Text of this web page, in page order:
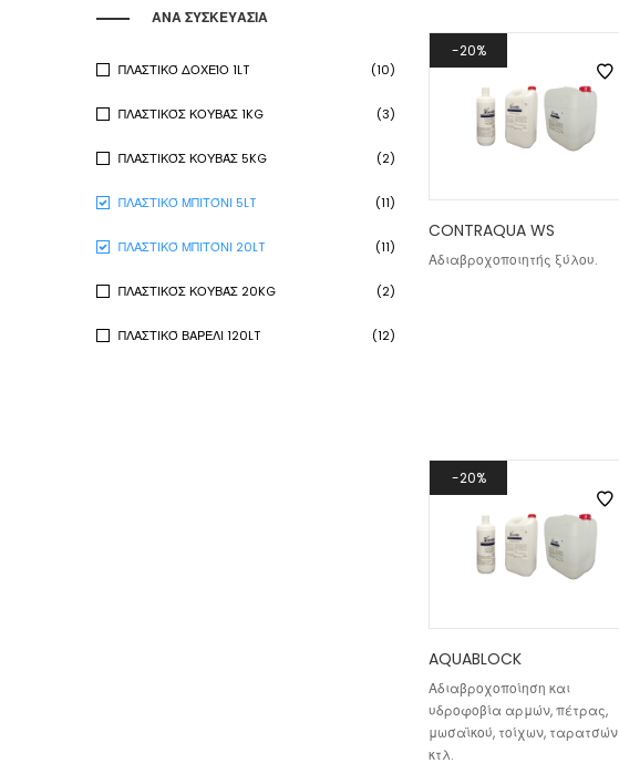
20%
CONTRAQUA WS
Αδιαβροχοποιητής ξύλου.
20%
AQUABLOCK
Αδιαβροχοποίηση και
υδροφοβία αρμών, πέτρας,
μωσαϊκού, τοίχων, ταρατσών
κτλ.
ΑΝΑ ΣΥΣΚΕΥΑΣΙΑ
ΠΛΑΣΤΙΚΌ ΔΟΧΕΊΟ 1LT (10)
ΠΛΑΣΤΙΚΌΣ ΚΟΥΒΆΣ 1KG (3)
ΠΛΑΣΤΙΚΌΣ ΚΟΥΒΆΣ 5KG (2)
ΠΛΑΣΤΙΚΌ ΜΠΙΤΌΝΙ 5LT (11)
ΠΛΑΣΤΙΚΌ ΜΠΙΤΌΝΙ 20LT (11)
ΠΛΑΣΤΙΚΌΣ ΚΟΥΒΆΣ 20KG (2)
ΠΛΑΣΤΙΚΌ ΒΑΡΈΛΙ 120LT (12)